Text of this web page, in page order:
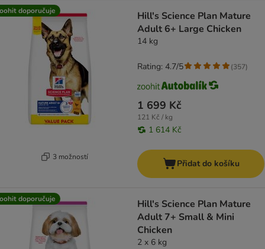
doporučuje
3 možností
Hill's Science Plan Mature
Adult 6+ Large Chicken
14 kg
1 699 Kč
121 Kč / kg
1 614 Kč
Rating: 4.7/5 (357)
Přidat do košíku
doporučuje
Hill's Science Plan Mature
Adult 7+ Small & Mini
Chicken
2 x 6 kg